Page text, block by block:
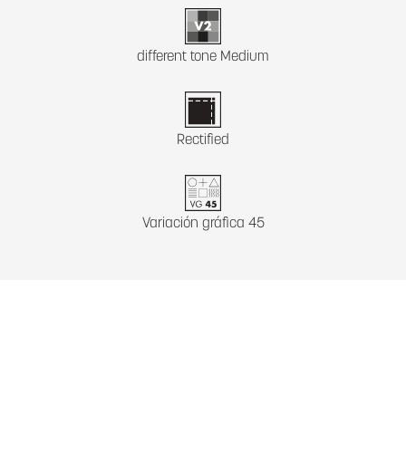
different tone Medium
Rectified
Variación gráfica 45